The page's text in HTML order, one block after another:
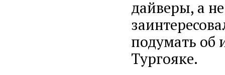
дайверы, а
подумать об
Тургояке.